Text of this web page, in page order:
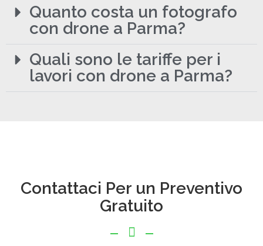
Quanto costa un fotografo
con drone a Parma?
Quali sono le tariffe per i
lavori con drone a Parma?
Contattaci Per un Preventivo
Gratuito